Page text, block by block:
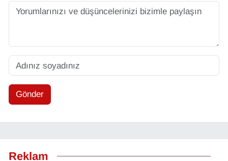
Gönder
Reklam